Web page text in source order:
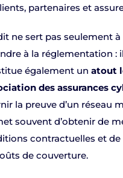
partenaires et
ne sert pas seulement à
à la réglementation : il
également un atout
des assurances
la preuve d’un réseau
souvent d’obtenir de
contractuelles et de
de couverture.